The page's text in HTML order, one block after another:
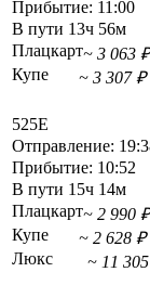
Прибытие: 11:00
В пути 13ч 56м
Плацкарт~ 3 063 ₽
Купе
~ 3 307 ₽
525Е
Отправление:
Прибытие: 10:52
В пути 15ч 14м
Плацкарт~ 2 990 ₽
Купе
~ 2 628 ₽
Люкс
~ 11